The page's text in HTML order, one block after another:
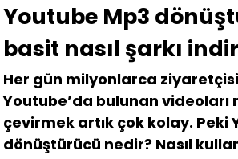
Youtube Mp3
basit nasıl şarkı
Her gün milyonlarca
Youtube’da bulunan videoları
çevirmek artık çok kolay. Peki
dönüştürücü nedir? Nasıl